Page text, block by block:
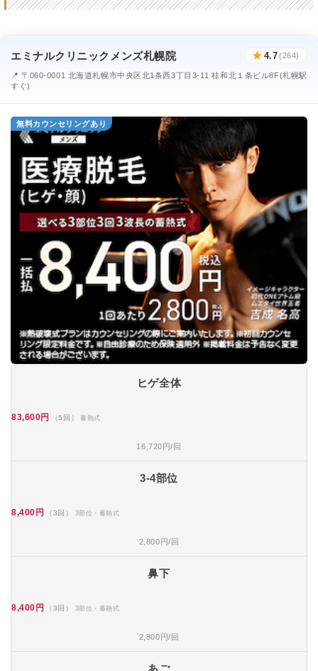
エミナルクリニックメンズ札幌院 ★ 4.7(264)
📍 〒060-0001 北海道札幌市中央区北1条西3丁目3-11 桂和北１条ビル8F(札幌駅
すぐ)
無料カウンセリングあり
ヒゲ全体
83,600円 （5回） 蓄熱式
16,720円/回
3-4部位
8,400円 （3回） 3部位・蓄熱式
2,800円/回
鼻下
8,400円 （3回） 3部位・蓄熱式
2,800円/回
あご